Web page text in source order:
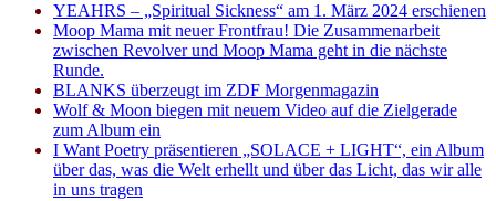
YEAHRS – „Spiritual Sickness“ am 1. März 2024 erschienen
Moop Mama mit neuer Frontfrau! Die Zusammenarbeit
zwischen Revolver und Moop Mama geht in die nächste
Runde.
BLANKS überzeugt im ZDF Morgenmagazin
Wolf & Moon biegen mit neuem Video auf die Zielgerade
zum Album ein
I Want Poetry präsentieren „SOLACE + LIGHT“, ein Album
über das, was die Welt erhellt und über das Licht, das wir alle
in uns tragen